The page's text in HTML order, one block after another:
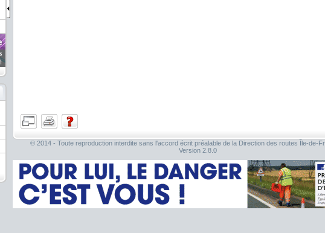
© 2014 - Toute reproduction interdite sans l'accord écrit préalable de la Direction des routes Île-de-
Version 2.8.0